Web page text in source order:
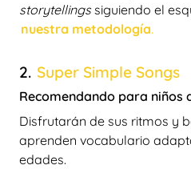
storytellingssiguiendo el
nuestra metodología.
2. Super Simple Songs
Recomendando para niños
Disfrutarán de sus ritmos y
aprenden vocabulario
edades.